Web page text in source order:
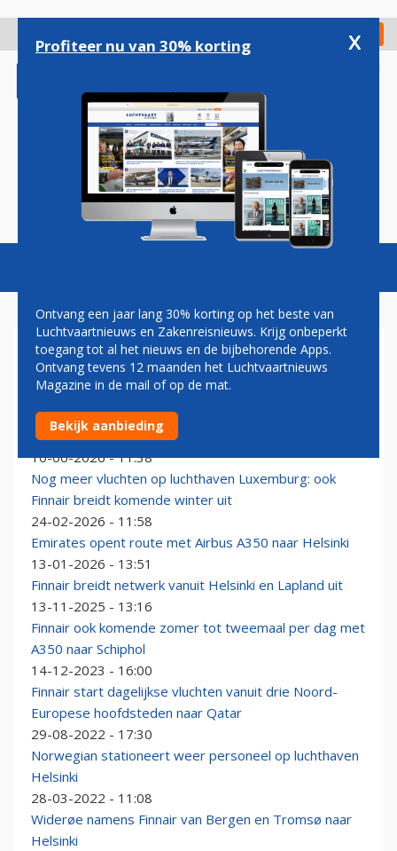
gaan
Check in
Magazine Podcasts Vacatures
HELSINKI
Finnair heropent twee binnenlandse routes vanuit
Helsinki
10-06-2026 - 11:38
Nog meer vluchten op luchthaven Luxemburg: ook
Finnair breidt komende winter uit
24-02-2026 - 11:58
Emirates opent route met Airbus A350 naar Helsinki
13-01-2026 - 13:51
Finnair breidt netwerk vanuit Helsinki en Lapland uit
13-11-2025 - 13:16
Finnair ook komende zomer tot tweemaal per dag met
A350 naar Schiphol
14-12-2023 - 16:00
Finnair start dagelijkse vluchten vanuit drie Noord-
Europese hoofdsteden naar Qatar
29-08-2022 - 17:30
Norwegian stationeert weer personeel op luchthaven
Helsinki
28-03-2022 - 11:08
Widerøe namens Finnair van Bergen en Tromsø naar
Helsinki
Profiteer nu van 30% korting x
Ontvang een jaar lang 30% korting op het beste van
Luchtvaartnieuws en Zakenreisnieuws. Krijg onbeperkt
toegang tot al het nieuws en de bijbehorende Apps.
Ontvang tevens 12 maanden het Luchtvaartnieuws
Magazine in de mail of op de mat.
Bekijk aanbieding